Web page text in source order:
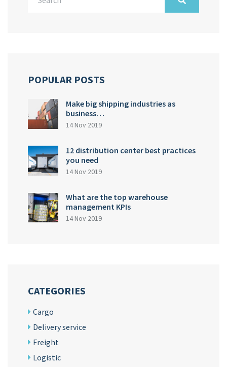
POPULAR POSTS
Make big shipping industries as
business…
14 Nov 2019
12 distribution center best practices
you need
14 Nov 2019
What are the top warehouse
management KPIs
14 Nov 2019
CATEGORIES
Cargo
Delivery service
Freight
Logistic